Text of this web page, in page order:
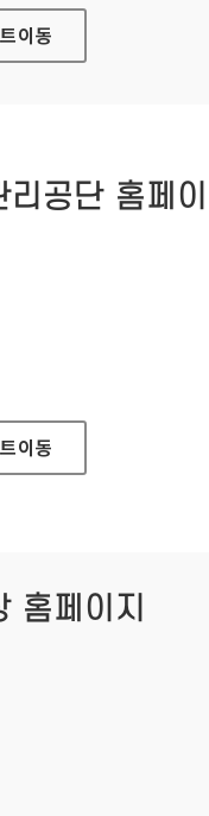
이동
리공단 홈페
페이지
이동
홈페이지